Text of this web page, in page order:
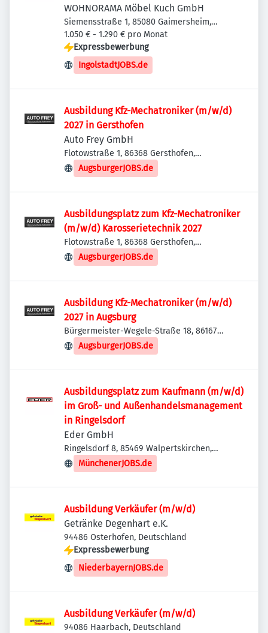
WOHNORAMA Möbel Kuch GmbH
Siemensstraße 1, 85080 Gaimersheim,
Deutschland
1.050 € - 1.290 € pro Monat
Expressbewerbung
IngolstadtJOBS.de
Ausbildung Kfz-Mechatroniker (m/w/d)
2027 in Gersthofen
Auto Frey GmbH
Flotowstraße 1, 86368 Gersthofen,
Deutschland
AugsburgerJOBS.de
Ausbildungsplatz zum Kfz-Mechatroniker
(m/w/d) Karosserietechnik 2027
Flotowstraße 1, 86368 Gersthofen,
Deutschland
AugsburgerJOBS.de
Ausbildung Kfz-Mechatroniker (m/w/d)
2027 in Augsburg
Bürgermeister-Wegele-Straße 18, 86167
Augsburg, Deutschland
AugsburgerJOBS.de
Ausbildungsplatz zum Kaufmann (m/w/d)
im Groß- und Außenhandelsmanagement
in Ringelsdorf
Eder GmbH
Ringelsdorf 8, 85469 Walpertskirchen,
Deutschland
MünchenerJOBS.de
Ausbildung Verkäufer (m/w/d)
Getränke Degenhart e.K.
94486 Osterhofen, Deutschland
Expressbewerbung
NiederbayernJOBS.de
Ausbildung Verkäufer (m/w/d)
94086 Haarbach, Deutschland